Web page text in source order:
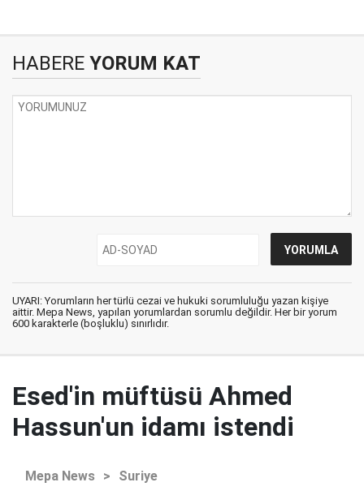
HABERE YORUM KAT
UYARI: Yorumların her türlü cezai ve hukuki sorumluluğu yazan kişiye
aittir. Mepa News, yapılan yorumlardan sorumlu değildir. Her bir yorum
600 karakterle (boşluklu) sınırlıdır.
Esed'in müftüsü Ahmed
Hassun'un idamı istendi
Mepa News > Suriye